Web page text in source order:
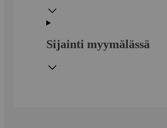
Sijainti myymälässä